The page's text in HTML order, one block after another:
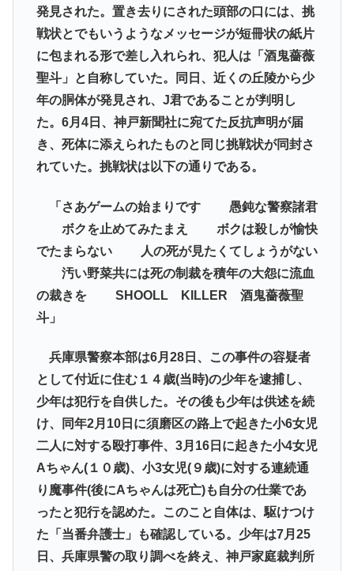
発見された。置き去りにされた頭部の口には、挑
戦状とでもいうようなメッセージが短冊状の紙片
に包まれる形で差し入れられ、犯人は「酒鬼薔薇
聖斗」と自称していた。同日、近くの丘陵から少
年の胴体が発見され、J君であることが判明し
た。6月4日、神戸新聞社に宛てた反抗声明が届
き、死体に添えられたものと同じ挑戦状が同封さ
れていた。挑戦状は以下の通りである。
「さあゲームの始まりです 愚鈍な警察諸君
ボクを止めてみたまえ ボクは殺しが愉快
でたまらない 人の死が見たくてしょうがない
汚い野菜共には死の制裁を積年の大怨に流血
の裁きを SHOOLL KILLER 酒鬼薔薇聖
斗」
兵庫県警察本部は6月28日、この事件の容疑者
として付近に住む１４歳(当時)の少年を逮捕し、
少年は犯行を自供した。その後も少年は供述を続
け、同年2月10日に須磨区の路上で起きた小6女児
二人に対する殴打事件、3月16日に起きた小4女児
Aちゃん(１０歳)、小3女児(９歳)に対する連続通
り魔事件(後にAちゃんは死亡)も自分の仕業であ
ったと犯行を認めた。このこと自体は、駆けつけ
た「当番弁護士」も確認している。少年は7月25
日、兵庫県警の取り調べを終え、神戸家庭裁判所